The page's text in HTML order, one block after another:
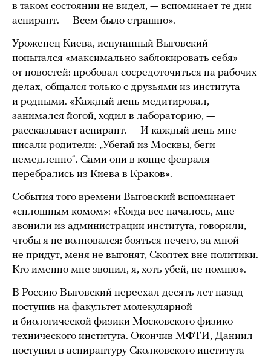
в таком состоянии не видел, — вспоминает те дни
аспирант. — Всем было страшно».
Уроженец Киева, испуганный Выговский
попытался «максимально заблокировать себя»
от новостей: пробовал сосредоточиться на рабочих
делах, общался только с друзьями из института
и родными. «Каждый день медитировал,
занимался йогой, ходил в лабораторию, —
рассказывает аспирант. — И каждый день мне
писали родители: „Убегай из Москвы, беги
немедленно“. Сами они в конце февраля
перебрались из Киева в Краков».
События того времени Выговский вспоминает
«сплошным комом»: «Когда все началось, мне
звонили из администрации института, говорили,
чтобы я не волновался: бояться нечего, за мной
не придут, меня не выгонят, Сколтех вне политики.
Кто именно мне звонил, я, хоть убей, не помню».
В Россию Выговский переехал десять лет назад —
поступив на факультет молекулярной
и биологической физики Московского физико-
технического института. Окончив МФТИ, Даниил
поступил в аспирантуру Сколковского института